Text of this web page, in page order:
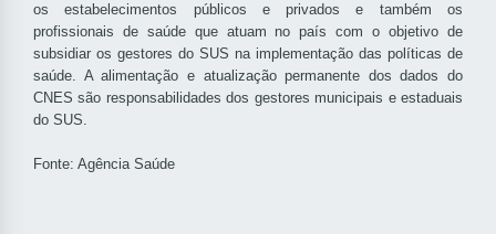
os estabelecimentos públicos e privados e também os
profissionais de saúde que atuam no país com o objetivo de
subsidiar os gestores do SUS na implementação das políticas de
saúde. A alimentação e atualização permanente dos dados do
CNES são responsabilidades dos gestores municipais e estaduais
do SUS.
Fonte: Agência Saúde